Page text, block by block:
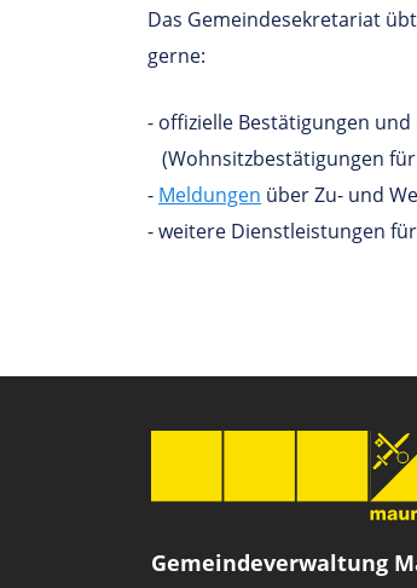
Das Gemeindesekretariat
gerne:
- offizielle Bestätigungen
(Wohnsitzbestätigungen
- Meldungen über Zu- und
- weitere Dienstleistungen
Gemeindeverwaltung